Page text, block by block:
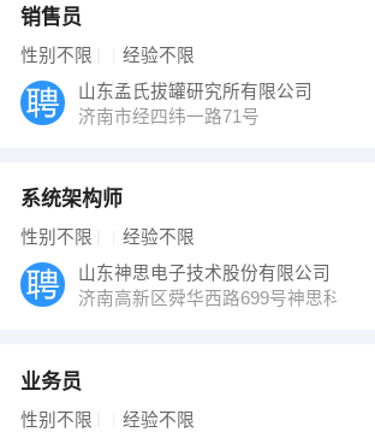
销售员
性别不限 经验不限
山东孟氏拔罐研究所有限公司
济南市经四纬一路71号
系统架构师
性别不限 经验不限
山东神思电子技术股份有限公司
济南高新区舜华西路699号神思科技园
业务员
性别不限 经验不限